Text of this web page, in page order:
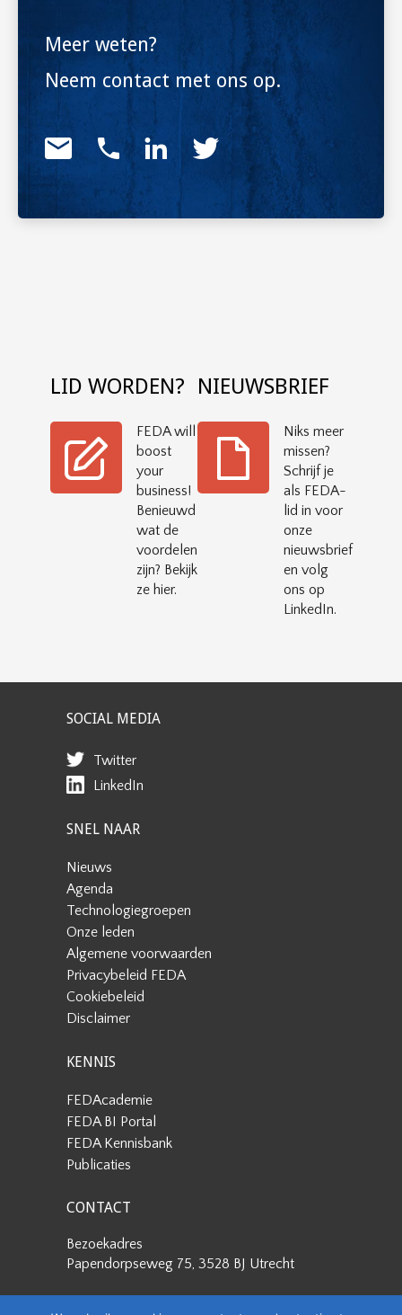
Meer weten?
Neem contact met ons op.
LID WORDEN?
FEDA will
boost
your
business!
Benieuwd
wat de
voordelen
zijn? Bekijk
ze hier.
NIEUWSBRIEF
Niks meer
missen?
Schrijf je
als FEDA-
lid in voor
onze
nieuwsbrief
en volg
ons op
LinkedIn.
SOCIAL MEDIA
Twitter
LinkedIn
SNEL NAAR
Nieuws
Agenda
Technologiegroepen
Onze leden
Algemene voorwaarden
Privacybeleid FEDA
Cookiebeleid
Disclaimer
KENNIS
FEDAcademie
FEDA BI Portal
FEDA Kennisbank
Publicaties
CONTACT
Bezoekadres
Papendorpseweg 75, 3528 BJ Utrecht